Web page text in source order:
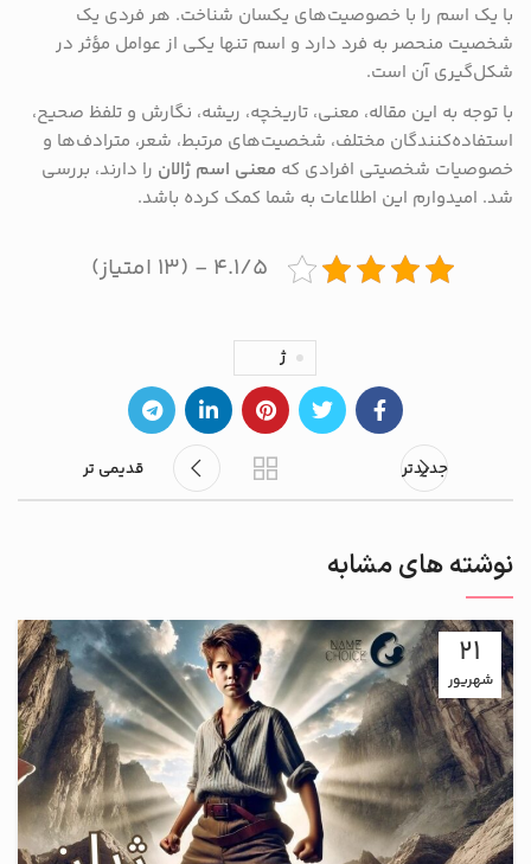
با یک اسم را با خصوصیت‌های یکسان شناخت. هر فردی یک
شخصیت منحصر به فرد دارد و اسم تنها یکی از عوامل مؤثر در
شکل‌گیری آن است.
با توجه به این مقاله، معنی، تاریخچه، ریشه، نگارش و تلفظ صحیح،
استفاده‌کنندگان مختلف، شخصیت‌های مرتبط، شعر، مترادف‌ها و
خصوصیات شخصیتی افرادی که معنی اسم ژالان را دارند، بررسی
شد. امیدوارم این اطلاعات به شما کمک کرده باشد.
۴.۱/۵ - (۱۳ امتیاز)
ژ
جدیدتر قدیمی تر
نوشته های مشابه
21
شهریور